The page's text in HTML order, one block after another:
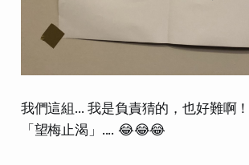
我們這組... 我是負責猜的，也好難啊
「望梅止渴」.... 😂😂😂